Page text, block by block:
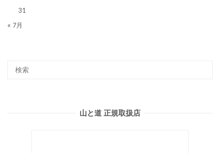
31
« 7月
山と道 正規取扱店